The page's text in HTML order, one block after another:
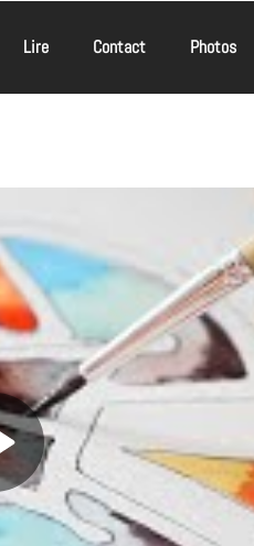
Lire Contact Photos